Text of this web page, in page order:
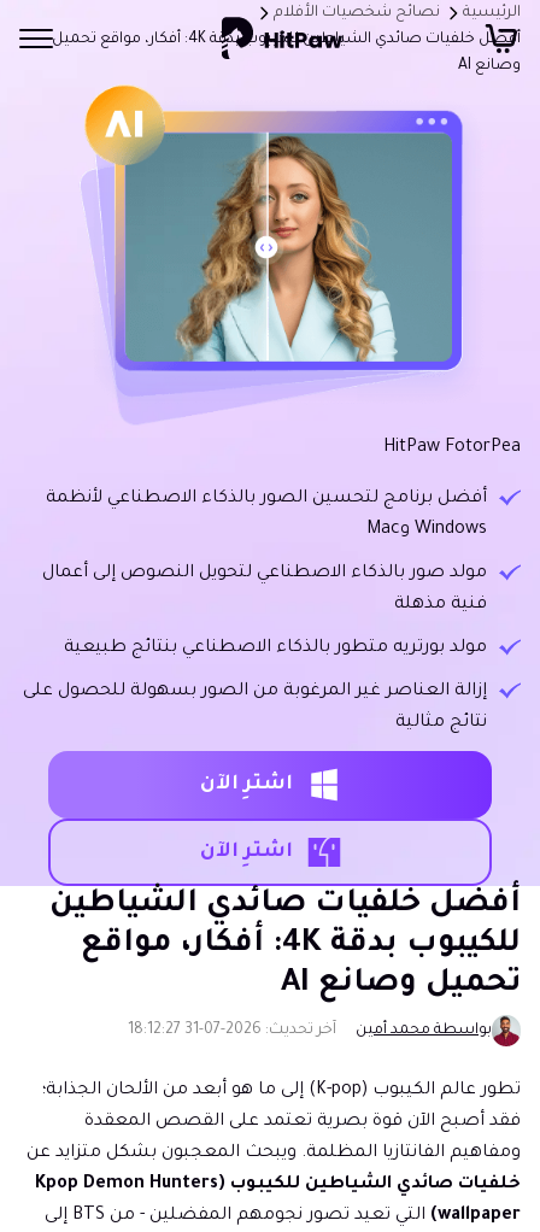
الرئيسية
نصائح شخصيات الأفلام
أفضل خلفيات صائدي الشياطين للكيبوب بدقة 4K: أفكار، مواقع تحميل
وصانع AI
HitPaw FotorPea
أفضل برنامج لتحسين الصور بالذكاء الاصطناعي لأنظمة
Windows وMac
مولد صور بالذكاء الاصطناعي لتحويل النصوص إلى أعمال
فنية مذهلة
مولد بورتريه متطور بالذكاء الاصطناعي بنتائج طبيعية
إزالة العناصر غير المرغوبة من الصور بسهولة للحصول على
نتائج مثالية
اشترِ الآن
اشترِ الآن
أفضل خلفيات صائدي الشياطين
للكيبوب بدقة 4K: أفكار، مواقع
تحميل وصانع AI
بواسطة محمد أمين آخر تحديث: 2026-07-31 18:12:27
تطور عالم الكيبوب (K-pop) إلى ما هو أبعد من الألحان الجذابة؛
فقد أصبح الآن قوة بصرية تعتمد على القصص المعقدة
ومفاهيم الفانتازيا المظلمة. ويبحث المعجبون بشكل متزايد عن
خلفيات صائدي الشياطين للكيبوب (Kpop Demon Hunters
wallpaper)
التي تعيد تصور نجومهم المفضلين - من BTS إلى